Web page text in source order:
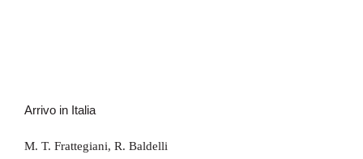
Arrivo in Italia
M. T. Frattegiani, R. Baldelli